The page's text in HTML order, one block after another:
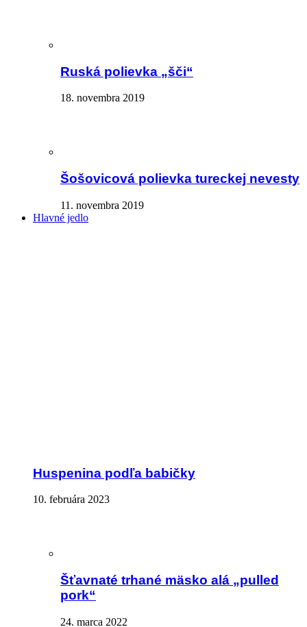
Ruská polievka „šči“
18. novembra 2019
Šošovicová polievka tureckej nevesty
11. novembra 2019
Hlavné jedlo
Huspenina podľa babičky
10. februára 2023
Šťavnaté trhané mäsko alá „pulled
pork“
24. marca 2022